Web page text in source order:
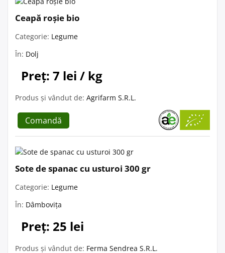
Ceapă roșie bio
Categorie: Legume
În: Dolj
Preț: 7 lei / kg
Produs și vândut de: Agrifarm S.R.L.
Comandă
Sote de spanac cu usturoi 300 gr
Categorie: Legume
În: Dâmbovița
Preț: 25 lei
Produs și vândut de: Ferma Sendrea S.R.L.